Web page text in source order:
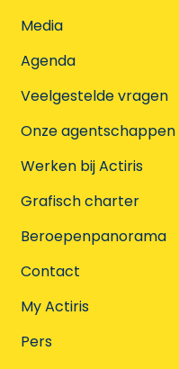
Media
Agenda
Veelgestelde vragen
Onze agentschappen
Werken bij Actiris
Grafisch charter
Beroepenpanorama
Contact
My Actiris
Pers